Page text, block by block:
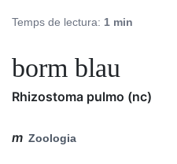
Temps de lectura: 1 min
borm blau
Rhizostoma pulmo (nc)
m Zoologia